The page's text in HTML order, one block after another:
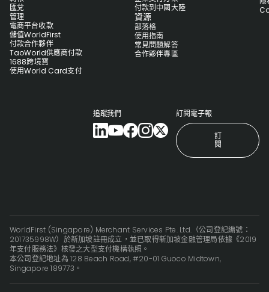
匯兌
管理
電商平台收款
儲值WorldFirst
付款合作夥伴
TaoWorld供應商付款
1688跨境寶
使用World Card支付
付款到中國大陸
資源
部落格
使用指南
常見問題解答
合作夥伴專區
追蹤我們 訂閱電子報
訂
閱
WorldFirst (Singapore) Merchant Services Pte. Ltd.（公司登記編號：
201735998W）於新加坡註冊成立，並已取得新加坡金融管理局依據《2019
年支付服務法》核發之大型支付機構執照。
本公司登記地址為 128 Beach Road, #20-01 Guoco Midtown,
Singapore 189773。